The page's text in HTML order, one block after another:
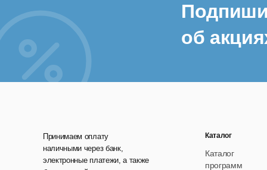
об
Принимаем оплату
наличными через банк,
электронные платежи, а также
Каталог
Каталог
программ